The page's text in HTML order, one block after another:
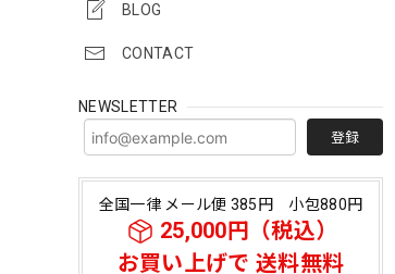
BLOG
CONTACT
NEWSLETTER
登録
全国一律 メール便 385円 小包880円
25,000円（税込）
お買い上げで 送料無料